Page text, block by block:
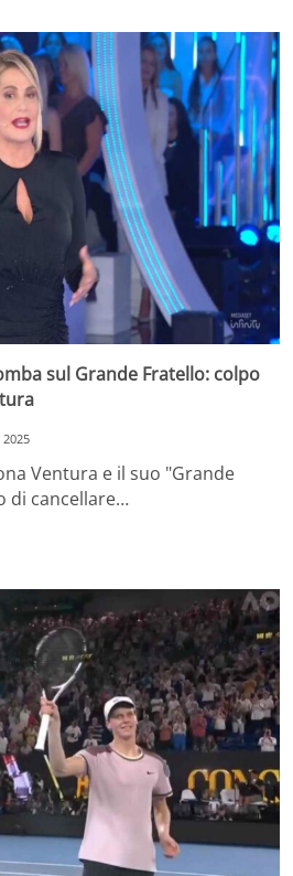
sul Grande Fratello: colpo
Ventura e il suo "Grande
di cancellare…